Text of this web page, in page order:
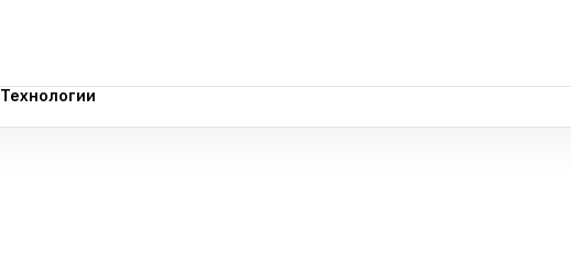
Технологии